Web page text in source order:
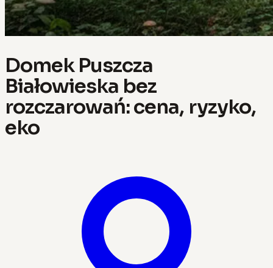
Domek Puszcza
Białowieska bez
rozczarowań: cena, ryzyko,
eko